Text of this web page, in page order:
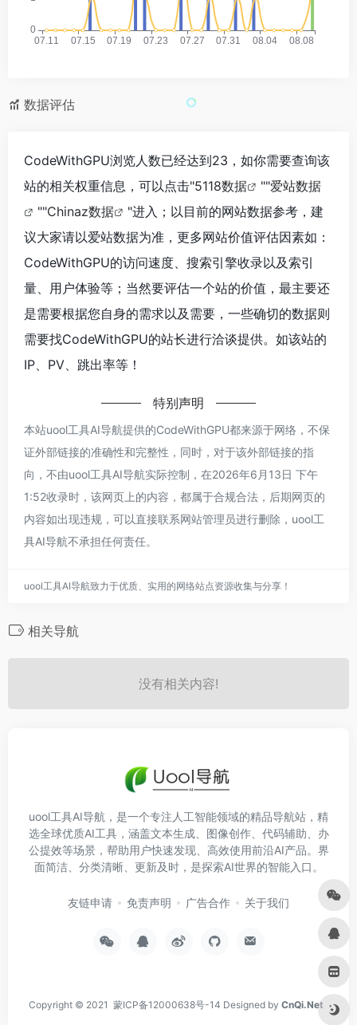
数据评估
CodeWithGPU浏览人数已经达到23，如你需要查询该
站的相关权重信息，可以点击"5118数据 ""爱站数据
""Chinaz数据
"进入；以目前的网站数据参考，建
议大家请以爱站数据为准，更多网站价值评估因素如：
CodeWithGPU的访问速度、搜索引擎收录以及索引
量、用户体验等；当然要评估一个站的价值，最主要还
是需要根据您自身的需求以及需要，一些确切的数据则
需要找CodeWithGPU的站长进行洽谈提供。如该站的
IP、PV、跳出率等！
特别声明
本站uool工具AI导航提供的CodeWithGPU都来源于网络，不保
证外部链接的准确性和完整性，同时，对于该外部链接的指
向，不由uool工具AI导航实际控制，在2026年6月13日 下午
1:52收录时，该网页上的内容，都属于合规合法，后期网页的
内容如出现违规，可以直接联系网站管理员进行删除，uool工
具AI导航不承担任何责任。
uool工具AI导航致力于优质、实用的网络站点资源收集与分享！
相关导航
没有相关内容!
uool工具AI导航，是一个专注人工智能领域的精品导航站，精
选全球优质AI工具，涵盖文本生成、图像创作、代码辅助、办
公提效等场景，帮助用户快速发现、高效使用前沿AI产品。界
面简洁、分类清晰、更新及时，是探索AI世界的智能入口。
友链申请 免责声明 广告合作 关于我们
Copyright © 2021 蒙ICP备12000638号-14 Designed by CnQi.Net